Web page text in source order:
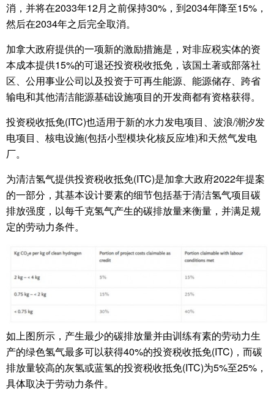
消，并将在2033年12月之前保持30%，到2034年降至15%，
然后在2034年之后完全取消。
加拿大政府提供的一项新的激励措施是，对非应税实体的资
本成本提供15%的可退还投资税收抵免，该国土著或部落社
区、公用事业公司以及投资于可再生能源、能源储存、跨省
输电和其他清洁能源基础设施项目的开发商都有资格获得。
投资税收抵免(ITC)也适用于新的水力发电项目、波浪/潮汐发
电项目、核电设施(包括小型模块化核反应堆)和天然气发电
厂。
为清洁氢气提供投资税收抵免(ITC)是加拿大政府2022年提案
的一部分，其基本设计要素的细节包括基于清洁氢气项目碳
排放强度，以每千克氢气产生的碳排放量来衡量，并满足规
定的劳动力条件。
如上图所示，产生最少的碳排放量并由训练有素的劳动力生
产的绿色氢气最多可以获得40%的投资税收抵免(ITC)，而碳
排放量较高的灰氢或蓝氢的投资税收抵免(ITC)为5%至25%，
具体取决于劳动力条件。